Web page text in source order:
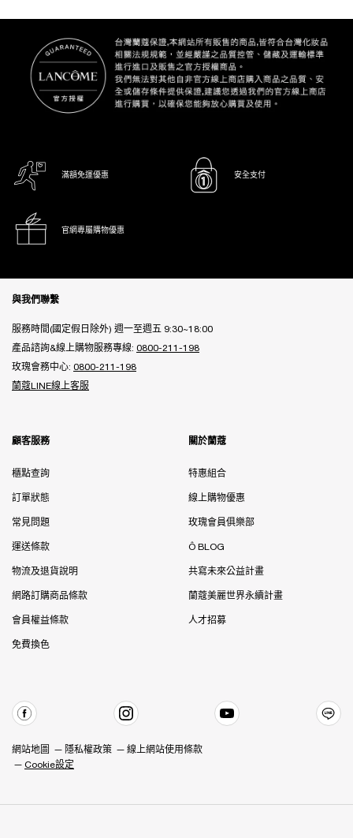
滿額免運優惠 安全支付
官網專屬購物優惠
與我們聯繫
服務時間(國定假日除外) 週一至週五 9:30~18:00
產品諮詢&線上購物服務專線: 0800-211-198
玫瑰會務中心: 0800-211-198
蘭蔻LINE線上客服
顧客服務
櫃點查詢
訂單狀態
常見問題
運送條款
物流及退貨說明
網路訂購商品條款
會員權益條款
免費換色
關於蘭蔻
特惠組合
線上購物優惠
玫瑰會員俱樂部
Ô BLOG
共寫未來公益計畫
蘭蔻美麗世界永續計畫
人才招募
網站地圖 隱私權政策
線上網站使用條款
Cookie設定